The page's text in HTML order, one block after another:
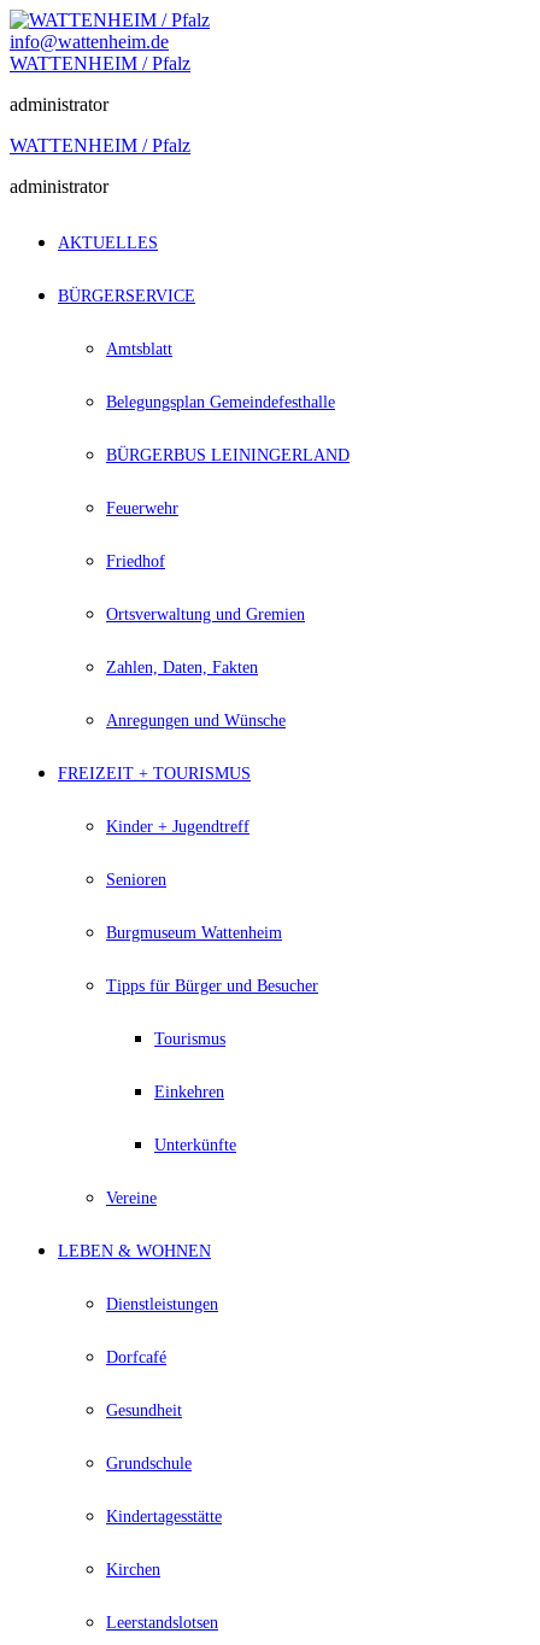
Zum
Inhalt
springen
info@wattenheim.de
WATTENHEIM / Pfalz
administrator
WATTENHEIM / Pfalz
administrator
AKTUELLES
BÜRGERSERVICE
Amtsblatt
Belegungsplan Gemeindefesthalle
BÜRGERBUS LEININGERLAND
Feuerwehr
Friedhof
Ortsverwaltung und Gremien
Zahlen, Daten, Fakten
Anregungen und Wünsche
FREIZEIT + TOURISMUS
Kinder + Jugendtreff
Senioren
Burgmuseum Wattenheim
Tipps für Bürger und Besucher
Tourismus
Einkehren
Unterkünfte
Vereine
LEBEN & WOHNEN
Dienstleistungen
Dorfcafé
Gesundheit
Grundschule
Kindertagesstätte
Kirchen
Leerstandslotsen